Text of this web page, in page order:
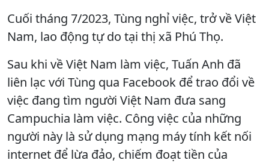
Cuối tháng 7/2023, Tùng nghỉ việc, trở về Việt
Nam, lao động tự do tại thị xã Phú Thọ.
Sau khi về Việt Nam làm việc, Tuấn Anh đã
liên lạc với Tùng qua Facebook để trao đổi về
việc đang tìm người Việt Nam đưa sang
Campuchia làm việc. Công việc của những
người này là sử dụng mạng máy tính kết nối
internet để lừa đảo, chiếm đoạt tiền của